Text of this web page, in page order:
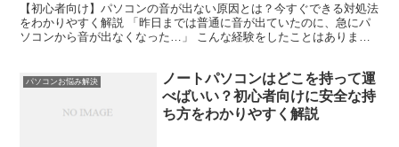
【初心者向け】パソコンの音が出ない原因とは？今すぐできる対処法
をわかりやすく解説 「昨日までは普通に音が出ていたのに、急にパ
ソコンから音が出なくなった…」 こんな経験をしたことはありませ
パソコンお悩み解決
ノートパソコンはどこを持って運
べばいい？初心者向けに安全な持
ち方をわかりやすく解説